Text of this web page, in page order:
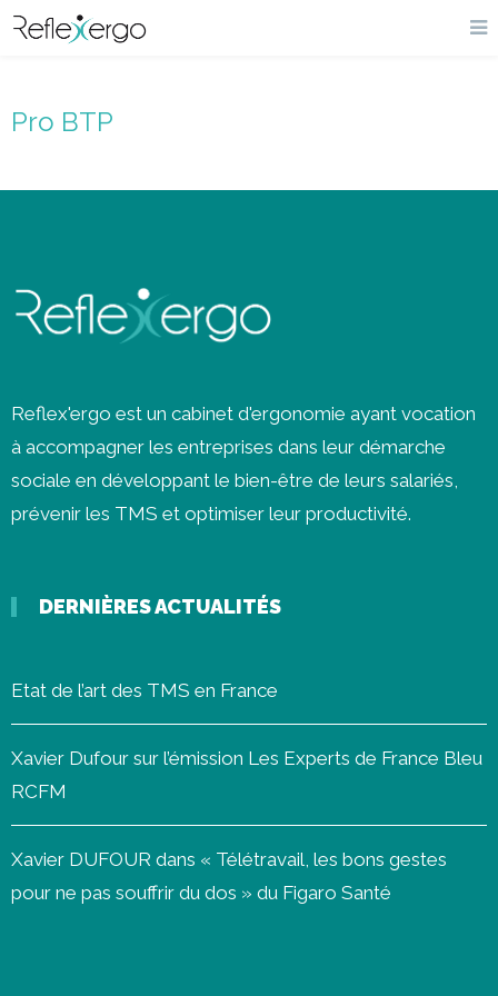
Pro BTP
Reflex'ergo est un cabinet d'ergonomie ayant vocation
à accompagner les entreprises dans leur démarche
sociale en développant le bien-être de leurs salariés,
prévenir les TMS et optimiser leur productivité.
DERNIÈRES ACTUALITÉS
Etat de l’art des TMS en France
Xavier Dufour sur l’émission Les Experts de France Bleu
RCFM
Xavier DUFOUR dans « Télétravail, les bons gestes
pour ne pas souffrir du dos » du Figaro Santé